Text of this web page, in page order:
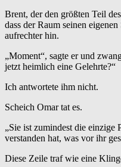
Brent, der den größten Teil
dass der Raum seinen
aufrechter hin.
„Moment“, sagte er und
jetzt heimlich eine Gelehrte?“
Ich antwortete ihm nicht.
Scheich Omar tat es.
„Sie ist zumindest die einzige
verstanden hat, was vor ihr
Diese Zeile traf wie eine